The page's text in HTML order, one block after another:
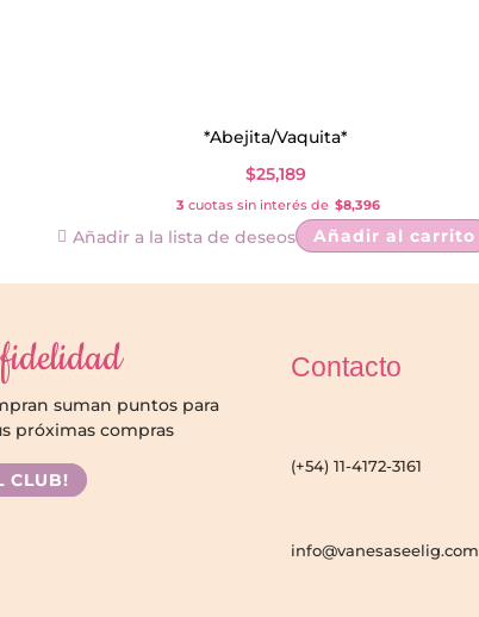
*Abejita/Vaquita*
$25,189
3 cuotas sin interés de $8,396
Añadir a la lista de deseos Añadir al carrito
suman puntos para
próximas compras
CLUB!
Contacto
(+54) 11-4172-3161
info@vanesaseelig.com